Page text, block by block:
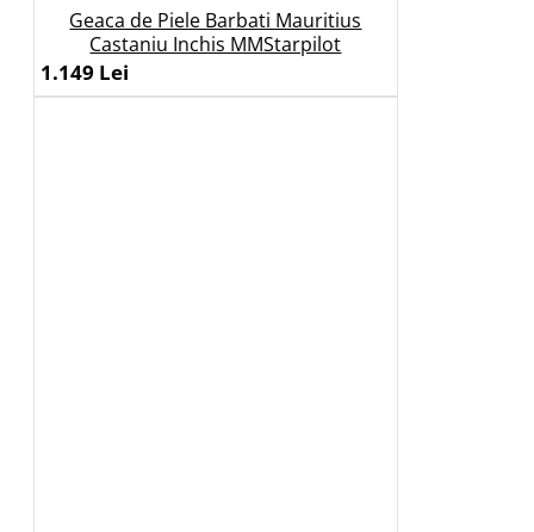
Geaca de Piele Barbati Mauritius
Castaniu Inchis MMStarpilot
1.149 Lei